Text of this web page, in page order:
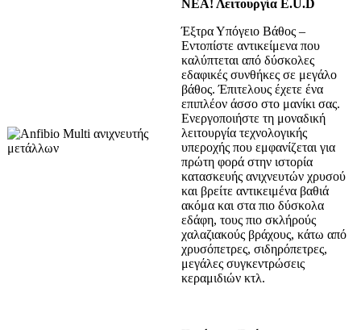
ΝΕΑ! Λειτουργία E.U.D
Έξτρα Υπόγειο Βάθος –
Εντοπίστε αντικείμενα που
καλύπτεται από δύσκολες
εδαφικές συνθήκες σε μεγάλο
βάθος. Έπιτελους έχετε ένα
επιπλέον άσσο στο μανίκι σας.
Ενεργοποιήστε τη μοναδική
λειτουργία τεχνολογικής
υπεροχής που εμφανίζεται για
πρώτη φορά στην ιστορία
κατασκευής ανιχνευτών χρυσού
και βρείτε αντικειμένα βαθιά
ακόμα και στα πιο δύσκολα
εδάφη, τους πιο σκλήρούς
χαλαζιακούς βράχους, κάτω από
χρυσόπετρες, σιδηρόπετρες,
μεγάλες συγκεντρώσεις
κεραμιδιών κτλ.